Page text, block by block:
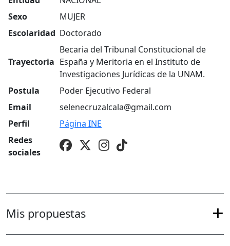
Sexo
MUJER
Escolaridad Doctorado
Trayectoria
Becaria del Tribunal Constitucional de
España y Meritoria en el Instituto de
Investigaciones Jurídicas de la UNAM.
Postula
Poder Ejecutivo Federal
Email
selenecruzalcala@gmail.com
Perfil
Página INE
Redes
sociales
Mis propuestas